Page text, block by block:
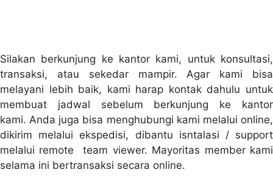
Silakan berkunjung ke kantor kami, untuk konsultasi,
transaksi, atau sekedar mampir. Agar kami bisa
melayani lebih baik, kami harap kontak dahulu untuk
membuat jadwal sebelum berkunjung ke kantor
kami. Anda juga bisa menghubungi kami melalui online,
dikirim melalui ekspedisi, dibantu isntalasi / support
melalui remote team viewer. Mayoritas member kami
selama ini bertransaksi secara online.